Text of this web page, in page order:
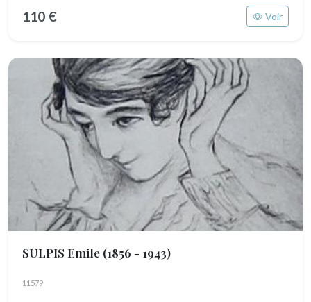
110 € Voir
SULPIS Emile (1856 - 1943)
11579